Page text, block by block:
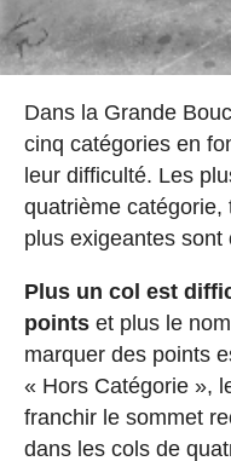
Dans la Grande
cinq catégories en
leur difficulté. Les
quatrième catégorie,
plus exigeantes
Plus un col est
pointset plus le
marquer des points
« Hors Catégorie »,
franchir le sommet
dans les cols de